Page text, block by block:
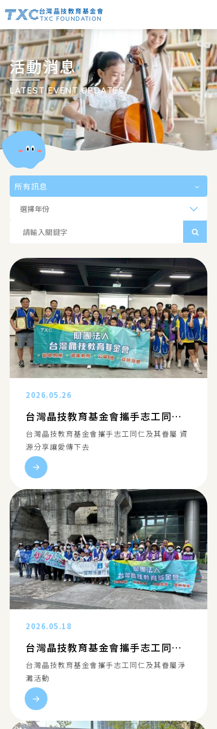
台灣晶技教育基金會
TXC FOUNDATION
活動消息
LATEST EVENT UPDATES
所有訊息
選擇年份
2026.05.26
台灣晶技教育基金會攜手志工同仁及其眷屬 資源分享傳播愛
台灣晶技教育基金會攜手志工同仁及其眷屬 資
源分享讓愛傳下去
2026.05.18
台灣晶技教育基金會攜手志工同仁及其眷屬淨灘活動
台灣晶技教育基金會攜手志工同仁及其眷屬淨
灘活動